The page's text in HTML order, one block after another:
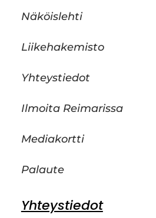
Näköislehti
Liikehakemisto
Yhteystiedot
Ilmoita Reimarissa
Mediakortti
Palaute
Yhteystiedot